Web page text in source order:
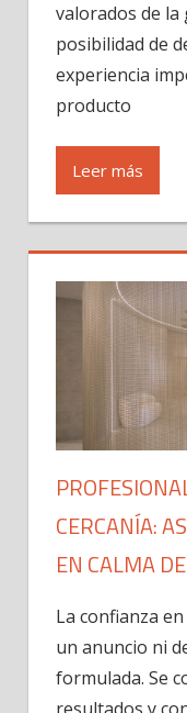
valorados de la
posibilidad de
experiencia
producto
Leer más
CERCANÍA:
EN CALMA
La confianza
un anuncio ni
formulada. Se